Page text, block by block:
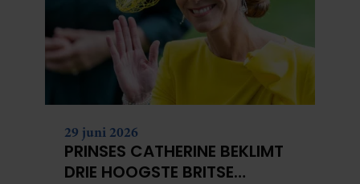
29 juni 2026
PRINSES CATHERINE BEKLIMT
DRIE HOOGSTE BRITSE